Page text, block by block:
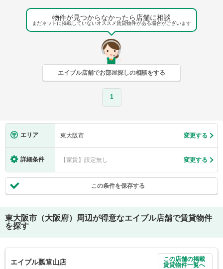
物件が見つからなかったら店舗に相談
まだネットに掲載していないオススメ賃貸物件がある場合がございます
エイブル店舗でお部屋探しの相談をする
1
エリア 東大阪市 変更する
詳細条件 【家賃】設定無し 変更する
この条件を保存する
東大阪市（大阪府）
周辺が得意なエイブル店舗で賃貸物件
を探す
エイブル瓢箪山店
この店舗の掲載
賃貸物件一覧へ